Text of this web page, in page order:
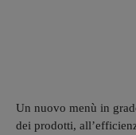
Un nuovo menù in
dei prodotti,